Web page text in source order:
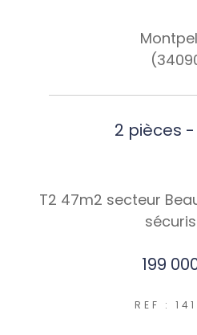
2 pièces -
T2 47m2 secteur
199
REF :